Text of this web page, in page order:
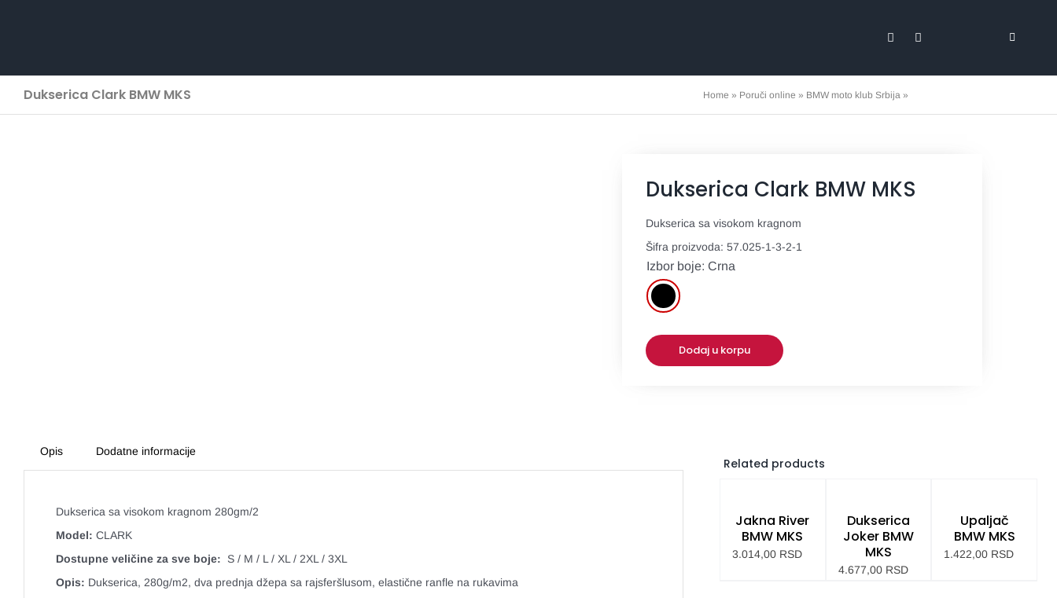
Toggle
Dukserica Clark BMW MKS Home » Poruči online » BMW moto klub Srbija »
Dukserica Clark BMW MKS
Dukserica sa visokom kragnom
Šifra proizvoda: 57.025-1-3-2-1
Izbor boje: Crna
Dodaj u korpu
Opis Dodatne informacije
Dukserica sa visokom kragnom 280gm/2
Model: CLARK
Dostupne veličine za sve boje: S / M / L / XL / 2XL / 3XL
Opis: Dukserica, 280g/m2, dva prednja džepa sa rajsferšlusom, elastične ranfle na rukavima
Related products
Jakna River
BMW MKS
3.014,00 RSD
Dukserica
Joker BMW
MKS
4.677,00 RSD
Upaljač
BMW MKS
1.422,00 RSD